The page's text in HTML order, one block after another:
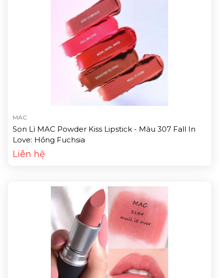
MAC
Son Lì MAC Powder Kiss Lipstick - Màu 307 Fall In
Love: Hồng Fuchsia
Liên hệ